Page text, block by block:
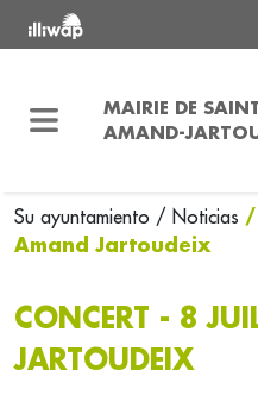
MAIRIE DE
AMAND-
Su ayuntamiento / Noticias /
Amand Jartoudeix
CONCERT - 8
JARTOUDEIX